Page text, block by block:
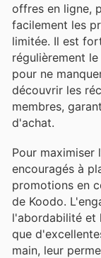
offres en ligne,
facilement les
limitée. Il est
régulièrement
pour ne
découvrir les
membres,
d'achat.
Pour maximiser
encouragés à
promotions en
de Koodo.
l'abordabilité et
que
main, leur